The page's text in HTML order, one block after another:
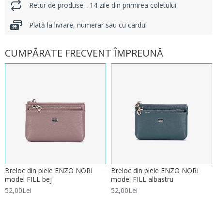
Retur de produse - 14 zile din primirea coletului
Plată la livrare, numerar sau cu cardul
CUMPĂRATE FRECVENT ÎMPREUNĂ
Breloc din piele ENZO NORI
model FILL bej
52,00Lei
Breloc din piele ENZO NORI
model FILL albastru
52,00Lei